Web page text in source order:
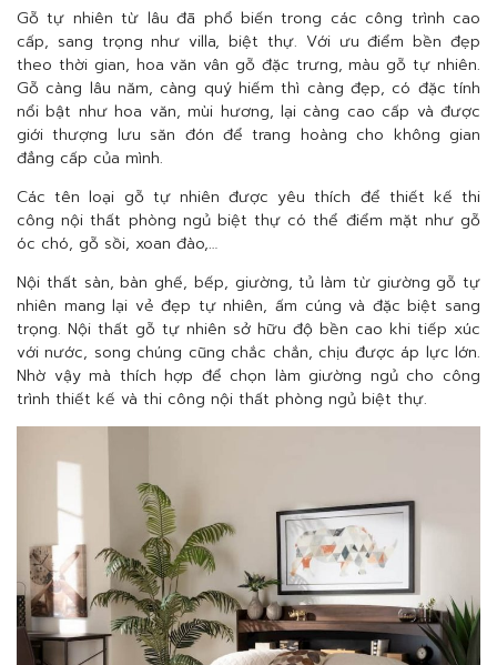
Gỗ tự nhiên từ lâu đã phổ biến trong các công trình cao
cấp, sang trọng như villa, biệt thự. Với ưu điểm bền đẹp
theo thời gian, hoa văn vân gỗ đặc trưng, màu gỗ tự nhiên.
Gỗ càng lâu năm, càng quý hiếm thì càng đẹp, có đặc tính
nổi bật như hoa văn, mùi hương, lại càng cao cấp và được
giới thượng lưu săn đón để trang hoàng cho không gian
đẳng cấp của mình.
Các tên loại gỗ tự nhiên được yêu thích để thiết kế thi
công nội thất phòng ngủ biệt thự có thể điểm mặt như gỗ
óc chó, gỗ sồi, xoan đào,…
Nội thất sàn, bàn ghế, bếp, giường, tủ làm từ giường gỗ tự
nhiên mang lại vẻ đẹp tự nhiên, ấm cúng và đặc biệt sang
trọng. Nội thất gỗ tự nhiên sở hữu độ bền cao khi tiếp xúc
với nước, song chúng cũng chắc chắn, chịu được áp lực lớn.
Nhờ vậy mà thích hợp để chọn làm giường ngủ cho công
trình thiết kế và thi công nội thất phòng ngủ biệt thự.